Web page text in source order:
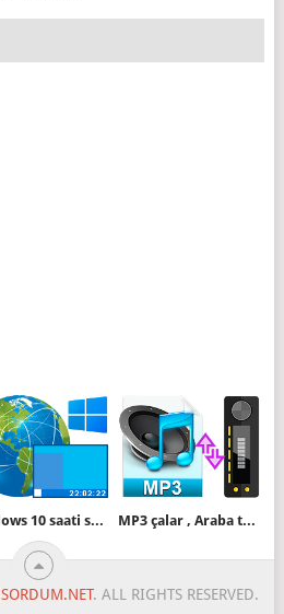
Windows 10 saati saniyeyide göstersin MP3 çalar , Araba teybi vs. müzikleri istenen sırada çalmıyor
SORDUM.NET. ALL RIGHTS RESERVED.